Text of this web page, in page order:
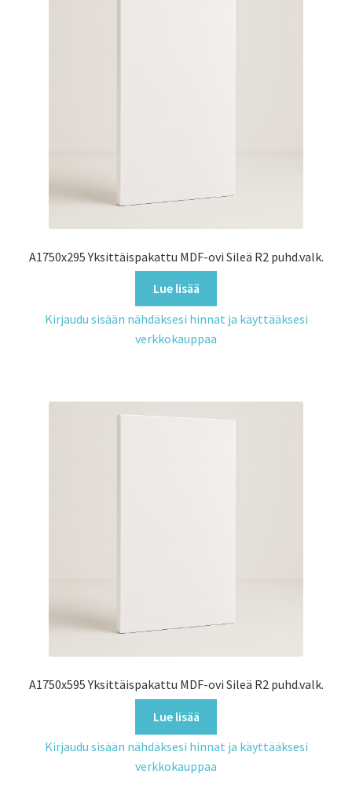
A1750x295 Yksittäispakattu MDF-ovi Sileä R2 puhd.valk.
Lue lisää
Kirjaudu sisään nähdäksesi hinnat ja käyttääksesi
verkkokauppaa
A1750x595 Yksittäispakattu MDF-ovi Sileä R2 puhd.valk.
Lue lisää
Kirjaudu sisään nähdäksesi hinnat ja käyttääksesi
verkkokauppaa